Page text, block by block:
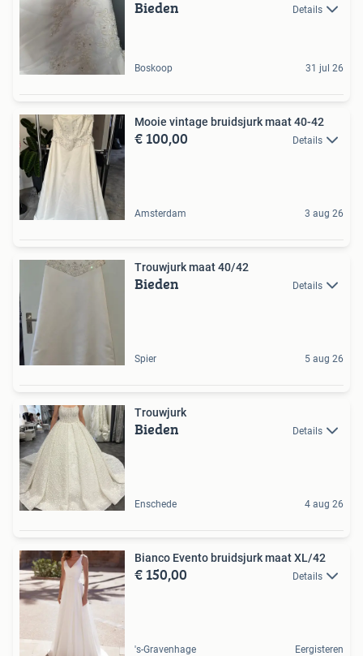
Bieden Details
Boskoop 31 jul 26
Mooie vintage bruidsjurk maat 40-42
€ 100,00 Details
Amsterdam 3 aug 26
Trouwjurk maat 40/42
Bieden Details
Spier 5 aug 26
Trouwjurk
Bieden Details
Enschede 4 aug 26
Bianco Evento bruidsjurk maat XL/42
€ 150,00 Details
's-Gravenhage Eergisteren